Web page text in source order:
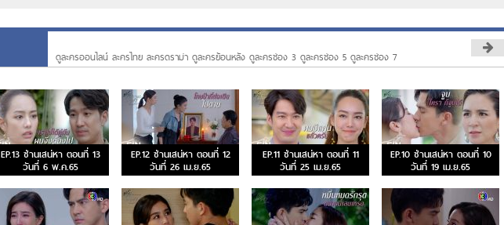
ดูละครออนไลน์ ละครไทย ละครดราม่า ดูละครย้อนหลัง ดูละครช่อง 3 ดูละครช่อง 5 ดูละครช่อง 7
EP.13 ซ่านเสน่หา ตอนที่ 13
วันที่ 6 พ.ค.65
EP.12 ซ่านเสน่หา ตอนที่ 12
วันที่ 26 เม.ย.65
EP.11 ซ่านเสน่หา ตอนที่ 11
วันที่ 25 เม.ย.65
EP.10 ซ่านเสน่หา ตอนที่ 10
วันที่ 19 เม.ย.65